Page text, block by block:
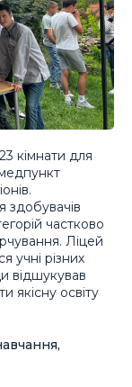
кімнати для
здобувачів
частково
Ліцей
учні різних
відшукував
якісну освіту